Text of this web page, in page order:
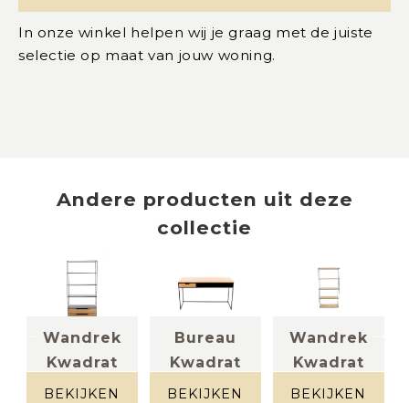
In onze winkel helpen wij je graag met de juiste
selectie op maat van jouw woning.
Andere producten uit deze
collectie
Wandrek
Kwadrat
massief eik
BEKIJKEN
Bureau
Kwadrat
BEKIJKEN
Wandrek
Kwadrat
metaal
BEKIJKEN